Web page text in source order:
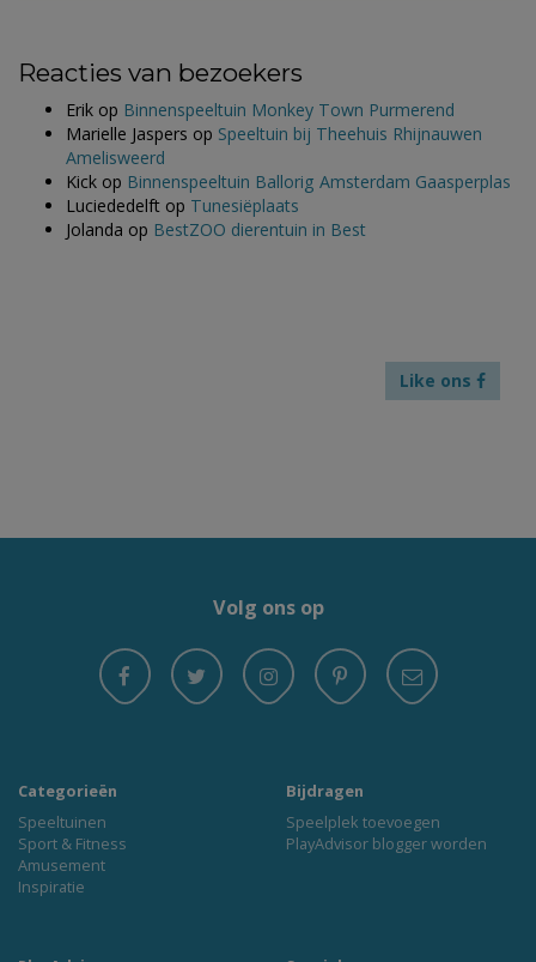
Reacties van bezoekers
Erik op Binnenspeeltuin Monkey Town Purmerend
Marielle Jaspers op Speeltuin bij Theehuis Rhijnauwen
Amelisweerd
Kick op Binnenspeeltuin Ballorig Amsterdam Gaasperplas
Luciededelft op Tunesiëplaats
Jolanda op BestZOO dierentuin in Best
Like ons
Volg ons op
Categorieën
Speeltuinen
Sport & Fitness
Amusement
Inspiratie
Bijdragen
Speelplek toevoegen
PlayAdvisor blogger worden